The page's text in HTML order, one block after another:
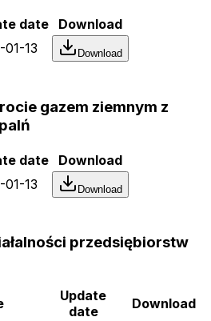
date
Download
13 Download
gazem ziemnym z
date
Download
13 Download
przedsiębiorstw
Update
date
Download